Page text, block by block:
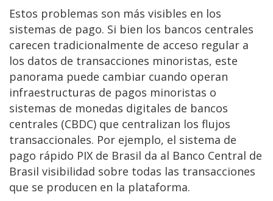
Estos problemas son más visibles en los
sistemas de pago. Si bien los bancos centrales
carecen tradicionalmente de acceso regular a
los datos de transacciones minoristas, este
panorama puede cambiar cuando operan
infraestructuras de pagos minoristas o
sistemas de monedas digitales de bancos
centrales (CBDC) que centralizan los flujos
transaccionales. Por ejemplo, el sistema de
pago rápido PIX de Brasil da al Banco Central de
Brasil visibilidad sobre todas las transacciones
que se producen en la plataforma.